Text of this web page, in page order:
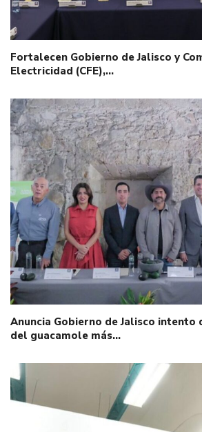
Fortalecen Gobierno de Jalisco y
Electricidad (CFE),…
Anuncia Gobierno de Jalisco intento
del guacamole más…